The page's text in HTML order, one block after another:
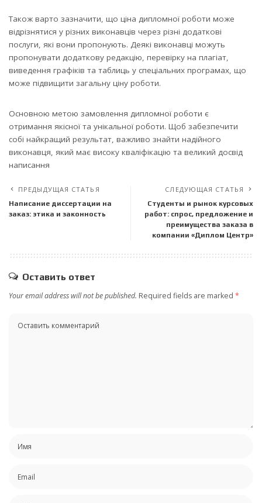
Також варто зазначити, що ціна дипломної роботи може
відрізнятися у різних виконавців через різні додаткові
послуги, які вони пропонують. Деякі виконавці можуть
пропонувати додаткову редакцію, перевірку на плагіат,
виведення графіків та таблиць у спеціальних програмах, що
може підвищити загальну ціну роботи.
Основною метою замовлення дипломної роботи є
отримання якісної та унікальної роботи. Щоб забезпечити
собі найкращий результат, важливо знайти надійного
виконавця, який має високу кваліфікацію та великий досвід
написання
ПРЕДЫДУЩАЯ СТАТЬЯ
Написание диссертации на
заказ: этика и законность
СЛЕДУЮЩАЯ СТАТЬЯ
Студенты и рынок курсовых
работ: спрос, предложение и
преимущества заказа в
компании «Диплом Центр»
Оставить ответ
Your email address will not be published. Required fields are marked *